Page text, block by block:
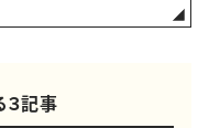
記事